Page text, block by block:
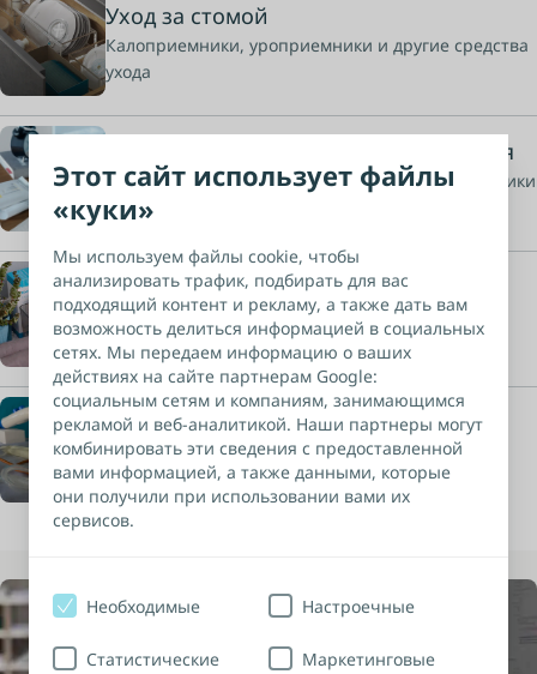
Этот сайт использует файлы
«куки»
Мы используем файлы cookie, чтобы
анализировать трафик, подбирать для вас
подходящий контент и рекламу, а также дать вам
возможность делиться информацией в социальных
сетях. Мы передаем информацию о ваших
действиях на сайте партнерам Google:
социальным сетям и компаниям, занимающимся
рекламой и веб-аналитикой. Наши партнеры могут
комбинировать эти сведения с предоставленной
вами информацией, а также данными, которые
они получили при использовании вами их
сервисов.
Необходимые Настроечные
Статистические Маркетинговые
Уход за стомой
Калоприемники, уроприемники и другие средства
ухода
Уход при нарушении мочеиспускания
Катетеры для самокатетеризации, мочеприемники
и другое
Уход за кожей
Очиститель для кожи и защитный крем
Эндоскопическая урология
Ознакомьтесь с продуктами для эндоурологии,
имплантатов и многим другим